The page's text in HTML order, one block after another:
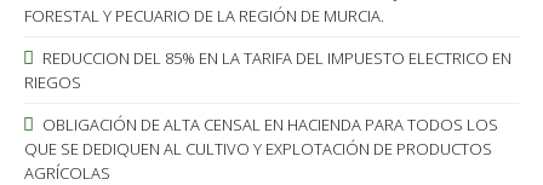
FORESTAL Y PECUARIO DE LA REGIÓN DE MURCIA.
REDUCCION DEL 85% EN LA TARIFA DEL IMPUESTO ELECTRICO EN
RIEGOS
OBLIGACIÓN DE ALTA CENSAL EN HACIENDA PARA TODOS LOS
QUE SE DEDIQUEN AL CULTIVO Y EXPLOTACIÓN DE PRODUCTOS
AGRÍCOLAS